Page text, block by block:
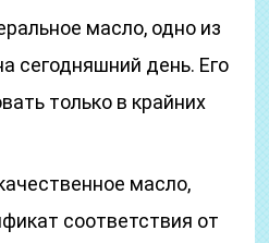
масло, одно из
сегодняшний день. Его
только в крайних
масло,
соответствия от